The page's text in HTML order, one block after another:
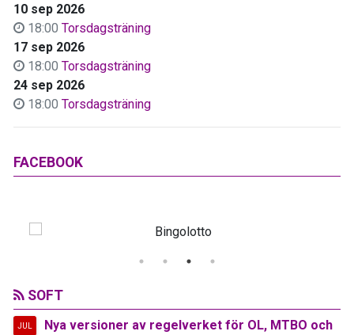
10 sep 2026
18:00 Torsdagsträning
17 sep 2026
18:00 Torsdagsträning
24 sep 2026
18:00 Torsdagsträning
FACEBOOK
SOFT
JUL
Nya versioner av regelverket för OL, MTBO och